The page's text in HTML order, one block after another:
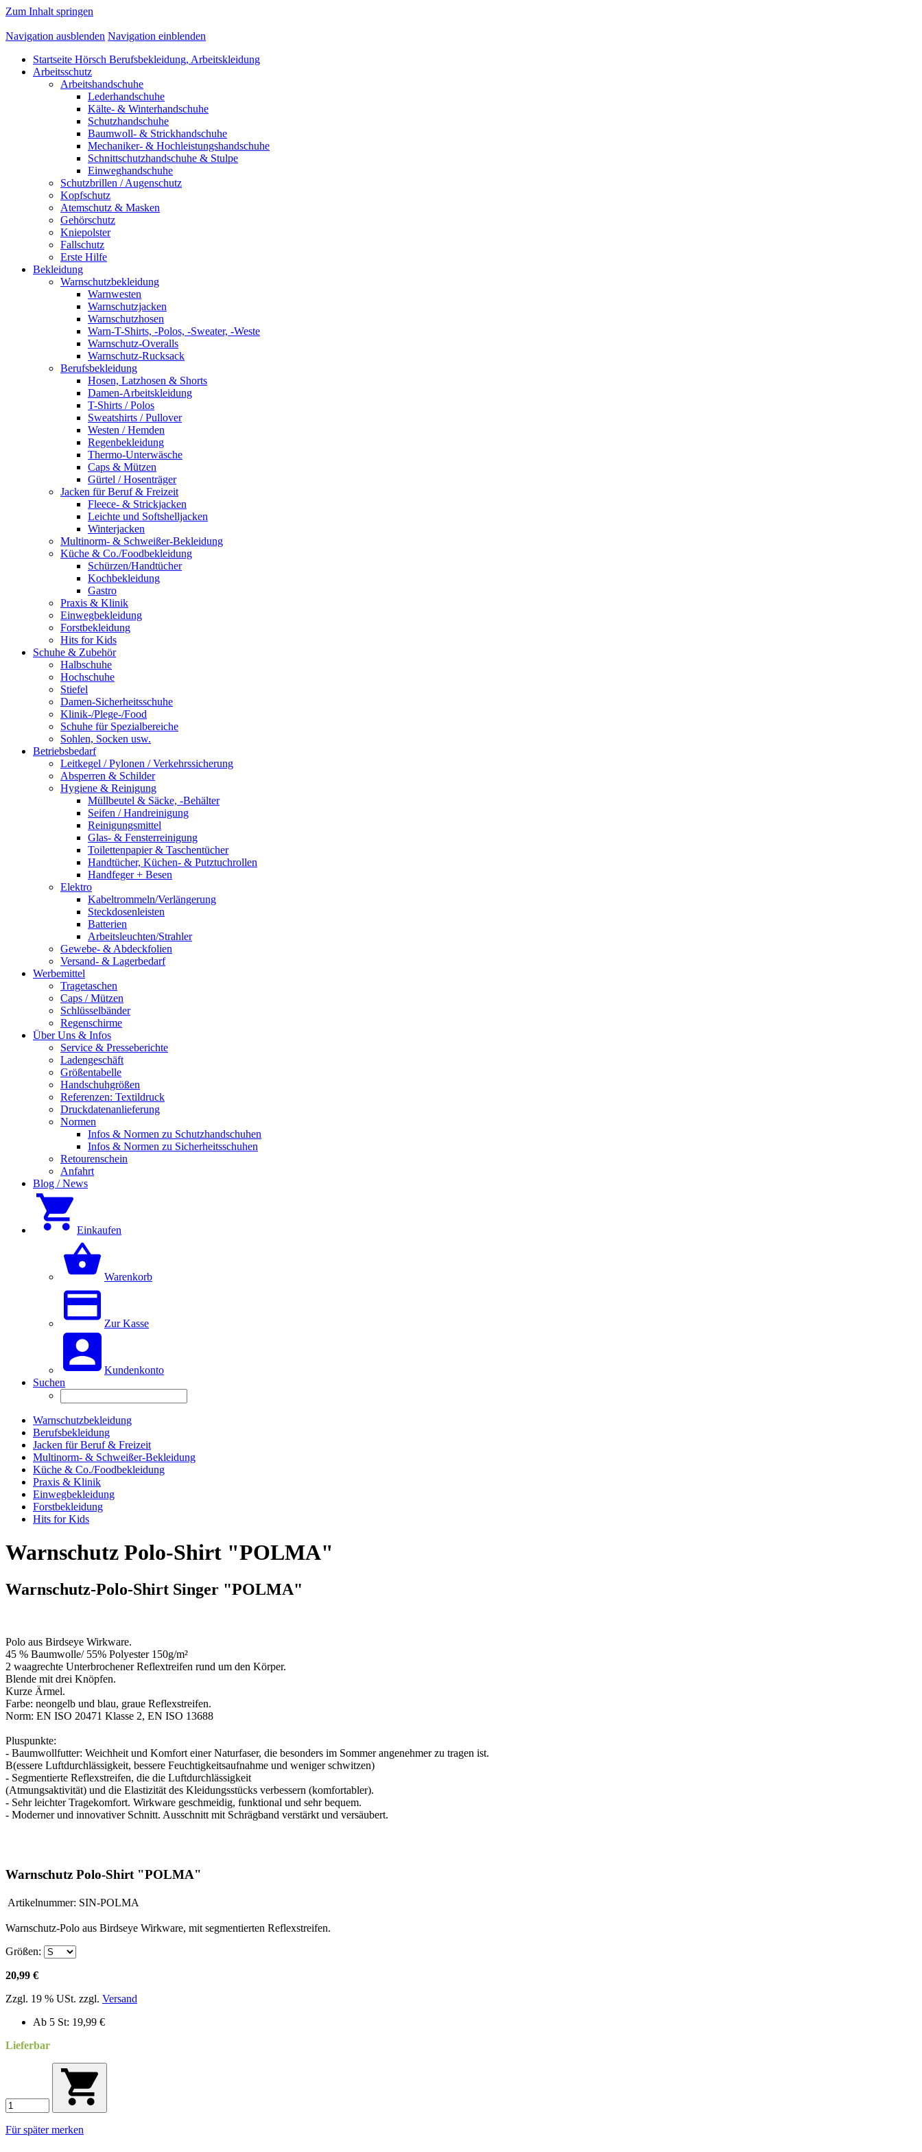
Zum Inhalt springen
Navigation ausblenden Navigation einblenden
Startseite Hörsch Berufsbekleidung, Arbeitskleidung
Arbeitsschutz
Arbeitshandschuhe
Lederhandschuhe
Kälte- & Winterhandschuhe
Schutzhandschuhe
Baumwoll- & Strickhandschuhe
Mechaniker- & Hochleistungshandschuhe
Schnittschutzhandschuhe & Stulpe
Einweghandschuhe
Schutzbrillen / Augenschutz
Kopfschutz
Atemschutz & Masken
Gehörschutz
Kniepolster
Fallschutz
Erste Hilfe
Bekleidung
Warnschutzbekleidung
Warnwesten
Warnschutzjacken
Warnschutzhosen
Warn-T-Shirts, -Polos, -Sweater, -Weste
Warnschutz-Overalls
Warnschutz-Rucksack
Berufsbekleidung
Hosen, Latzhosen & Shorts
Damen-Arbeitskleidung
T-Shirts / Polos
Sweatshirts / Pullover
Westen / Hemden
Regenbekleidung
Thermo-Unterwäsche
Caps & Mützen
Gürtel / Hosenträger
Jacken für Beruf & Freizeit
Fleece- & Strickjacken
Leichte und Softshelljacken
Winterjacken
Multinorm- & Schweißer-Bekleidung
Küche & Co./Foodbekleidung
Schürzen/Handtücher
Kochbekleidung
Gastro
Praxis & Klinik
Einwegbekleidung
Forstbekleidung
Hits for Kids
Schuhe & Zubehör
Halbschuhe
Hochschuhe
Stiefel
Damen-Sicherheitsschuhe
Klinik-/Plege-/Food
Schuhe für Spezialbereiche
Sohlen, Socken usw.
Betriebsbedarf
Leitkegel / Pylonen / Verkehrssicherung
Absperren & Schilder
Hygiene & Reinigung
Müllbeutel & Säcke, -Behälter
Seifen / Handreinigung
Reinigungsmittel
Glas- & Fensterreinigung
Toilettenpapier & Taschentücher
Handtücher, Küchen- & Putztuchrollen
Handfeger + Besen
Elektro
Kabeltrommeln/Verlängerung
Steckdosenleisten
Batterien
Arbeitsleuchten/Strahler
Gewebe- & Abdeckfolien
Versand- & Lagerbedarf
Werbemittel
Tragetaschen
Caps / Mützen
Schlüsselbänder
Regenschirme
Über Uns & Infos
Service & Presseberichte
Ladengeschäft
Größentabelle
Handschuhgrößen
Referenzen: Textildruck
Druckdatenanlieferung
Normen
Infos & Normen zu Schutzhandschuhen
Infos & Normen zu Sicherheitsschuhen
Retourenschein
Anfahrt
Blog / News
Einkaufen
Warenkorb
Zur Kasse
Kundenkonto
Suchen
Warnschutzbekleidung
Berufsbekleidung
Jacken für Beruf & Freizeit
Multinorm- & Schweißer-Bekleidung
Küche & Co./Foodbekleidung
Praxis & Klinik
Einwegbekleidung
Forstbekleidung
Hits for Kids
Warnschutz Polo-Shirt "POLMA"
Warnschutz-Polo-Shirt Singer "POLMA"
Polo aus Birdseye Wirkware.
45 % Baumwolle/ 55% Polyester 150g/m²
2 waagrechte Unterbrochener Reflextreifen rund um den Körper.
Blende mit drei Knöpfen.
Kurze Ärmel.
Farbe: neongelb und blau, graue Reflexstreifen.
Norm: EN ISO 20471 Klasse 2, EN ISO 13688
Pluspunkte:
- Baumwollfutter: Weichheit und Komfort einer Naturfaser, die besonders im Sommer angenehmer zu tragen ist.
B(essere Luftdurchlässigkeit, bessere Feuchtigkeitsaufnahme und weniger schwitzen)
- Segmentierte Reflexstreifen, die die Luftdurchlässigkeit
(Atmungsaktivität) und die Elastizität des Kleidungsstücks verbessern (komfortabler).
- Sehr leichter Tragekomfort. Wirkware geschmeidig, funktional und sehr bequem.
- Moderner und innovativer Schnitt. Ausschnitt mit Schrägband verstärkt und versäubert.
Warnschutz Polo-Shirt "POLMA"
Artikelnummer: SIN-POLMA
Warnschutz-Polo aus Birdseye Wirkware, mit segmentierten Reflexstreifen.
Größen:
20,99 €
Zzgl. 19 % USt. zzgl. Versand
Ab 5 St: 19,99 €
Lieferbar
Für später merken